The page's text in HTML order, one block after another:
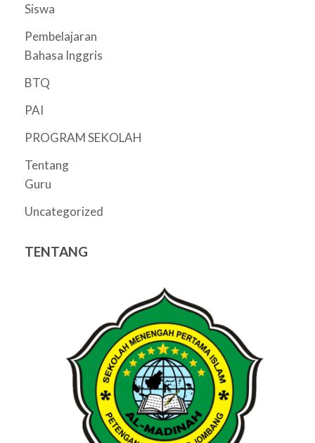
Siswa
Pembelajaran
Bahasa Inggris
BTQ
PAI
PROGRAM SEKOLAH
Tentang
Guru
Uncategorized
TENTANG